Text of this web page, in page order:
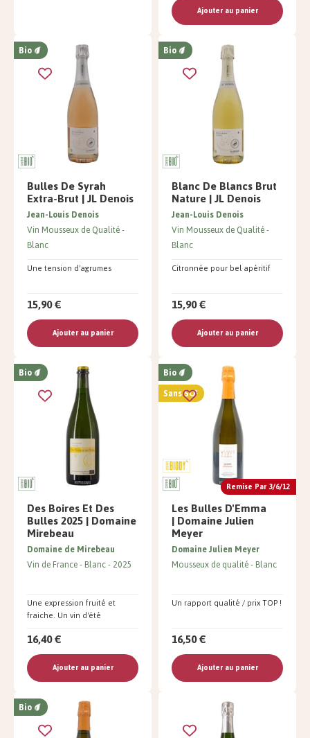
Ajouter au panier
Bio
Bulles De Syrah
Extra-Brut | JL Denois
Une tension d'agrumes
Jean-Louis Denois
Vin Mousseux de Qualité
Blanc
15,90 €
Ajouter au panier
Bio
Blanc De Blancs Brut
Nature | JL Denois
Citronnée pour bel apéritif
Jean-Louis Denois
Vin Mousseux de Qualité
Blanc
15,90 €
Ajouter au panier
Bio
Des Boires Et Des
Bulles 2025 | Domaine
Mirebeau
Une expression fruité et
fraiche. Un vin d'été
Domaine de Mirebeau
Vin de France Blanc 2025
16,40 €
Ajouter au panier
Remise Par 3/6/12
Bio
Sans SO²
Les Bulles D'Emma
| Domaine Julien
Meyer
Un rapport qualité / prix TOP !
Domaine Julien Meyer
Mousseux de qualité Blanc
16,50 €
Ajouter au panier
Bio